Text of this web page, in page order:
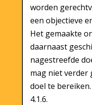
worden
een objectieve
Het gemaakte
daarnaast
nagestreefde
mag niet verder
doel te bereiken.
4.1.6.